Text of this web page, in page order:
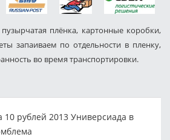
плёнка, картонные коробки,
запаиваем по отдельности в пленку,
во время транспортировки.
рублей 2013 Универсиада в